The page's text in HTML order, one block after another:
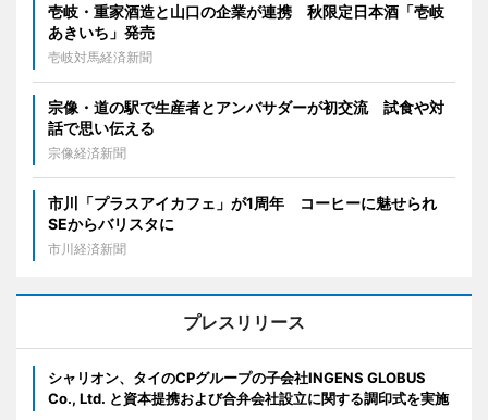
壱岐・重家酒造と山口の企業が連携 秋限定日本酒「壱岐
あきいち」発売
壱岐対馬経済新聞
宗像・道の駅で生産者とアンバサダーが初交流 試食や対
話で思い伝える
宗像経済新聞
市川「プラスアイカフェ」が1周年 コーヒーに魅せられ
SEからバリスタに
市川経済新聞
プレスリリース
シャリオン、タイのCPグループの子会社INGENS GLOBUS
Co., Ltd. と資本提携および合弁会社設立に関する調印式を実施